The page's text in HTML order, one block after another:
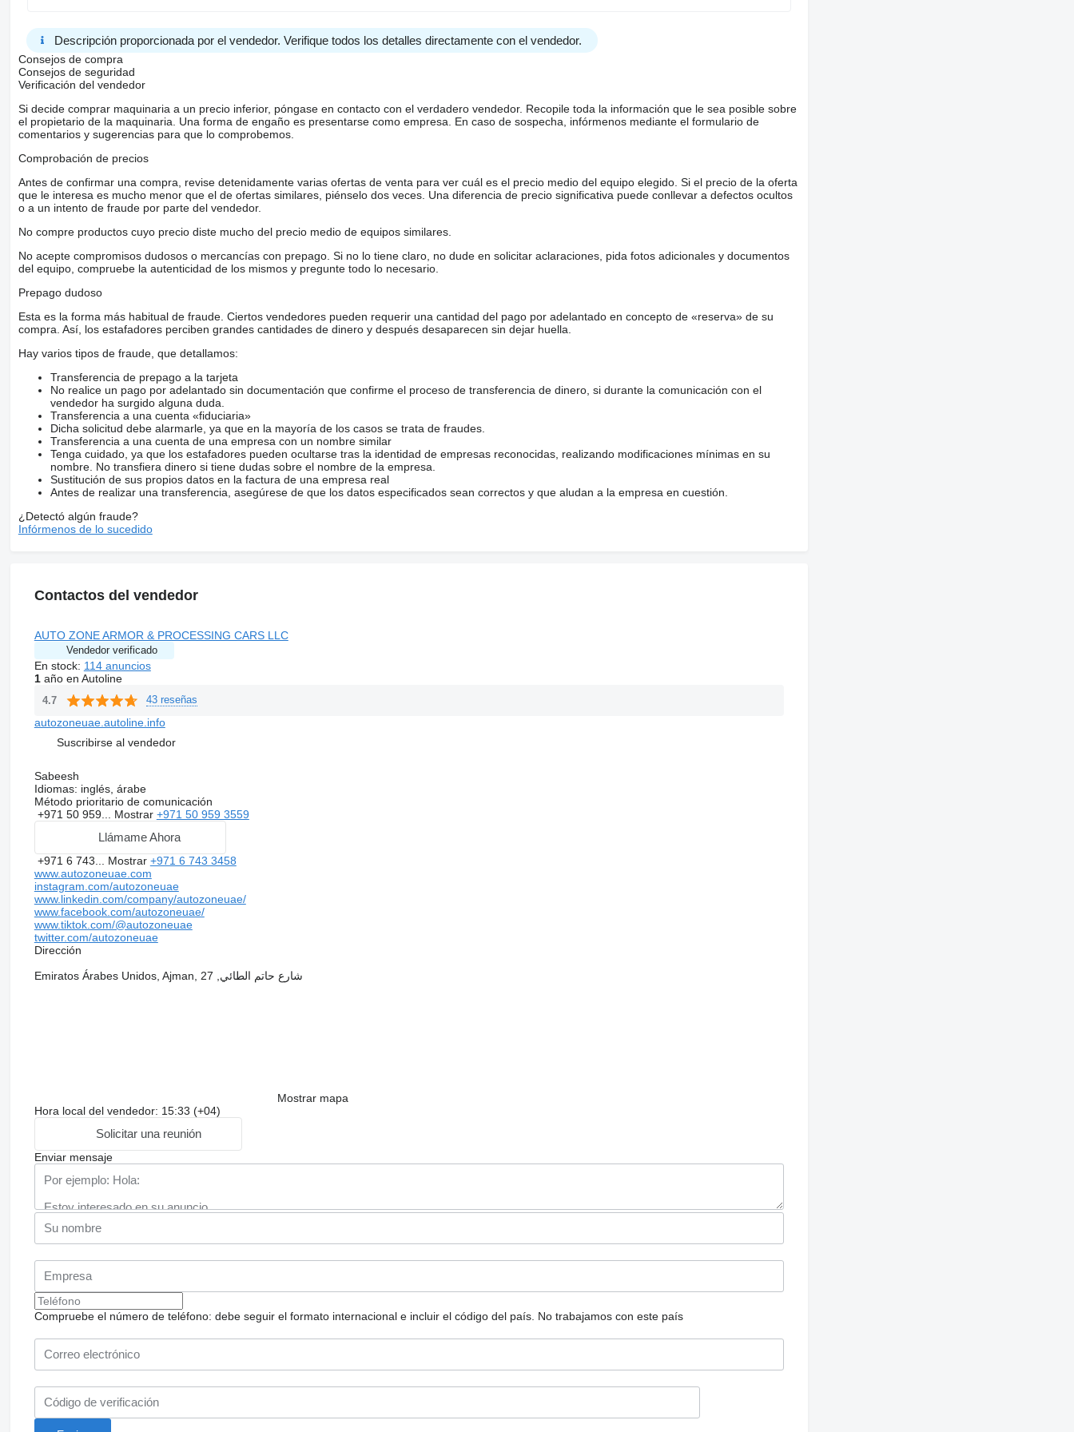
Conversion Features:
Marine Accessories Included:
Anchor with Anchor rope and chain , bow roll
Anchor storage space
Bilge Pump front and Rear
Mooring Cleats 4 Nos
Tow Hook 1 in the bow 2 in rear
Deck Drain holes
Fuel Tanks 200 Gallon
Under deck storage
Spot lights
Wind shield wiper
Twin batteries with battery switches
Inverter
PA System
Auxiliary battery with charger
External shore line with cable
Fuel/water separator filter
Safety Equipment:
First Aid kit
Life jacket
Fire blanket
Buoys
Whistle
Hand Held Flares
Parachute Flares
Smoke Signal
Floating Lines
Telescopic Pole Hook
Can Horns
Flashlight Waterproof
Marine Rope Roll 90M
Descripción proporcionada por el vendedor. Verifique todos los detalles directamente con el vendedor.
Consejos de compra
Consejos de seguridad
Verificación del vendedor
Si decide comprar maquinaria a un precio inferior, póngase en contacto con el verdadero vendedor. Recopile toda la información que le sea posible sobre
el propietario de la maquinaria. Una forma de engaño es presentarse como empresa. En caso de sospecha, infórmenos mediante el formulario de
comentarios y sugerencias para que lo comprobemos.
Comprobación de precios
Antes de confirmar una compra, revise detenidamente varias ofertas de venta para ver cuál es el precio medio del equipo elegido. Si el precio de la oferta
que le interesa es mucho menor que el de ofertas similares, piénselo dos veces. Una diferencia de precio significativa puede conllevar a defectos ocultos
o a un intento de fraude por parte del vendedor.
No compre productos cuyo precio diste mucho del precio medio de equipos similares.
No acepte compromisos dudosos o mercancías con prepago. Si no lo tiene claro, no dude en solicitar aclaraciones, pida fotos adicionales y documentos
del equipo, compruebe la autenticidad de los mismos y pregunte todo lo necesario.
Prepago dudoso
Esta es la forma más habitual de fraude. Ciertos vendedores pueden requerir una cantidad del pago por adelantado en concepto de «reserva» de su
compra. Así, los estafadores perciben grandes cantidades de dinero y después desaparecen sin dejar huella.
Hay varios tipos de fraude, que detallamos:
Transferencia de prepago a la tarjeta
No realice un pago por adelantado sin documentación que confirme el proceso de transferencia de dinero, si durante la comunicación con el
vendedor ha surgido alguna duda.
Transferencia a una cuenta «fiduciaria»
Dicha solicitud debe alarmarle, ya que en la mayoría de los casos se trata de fraudes.
Transferencia a una cuenta de una empresa con un nombre similar
Tenga cuidado, ya que los estafadores pueden ocultarse tras la identidad de empresas reconocidas, realizando modificaciones mínimas en su
nombre. No transfiera dinero si tiene dudas sobre el nombre de la empresa.
Sustitución de sus propios datos en la factura de una empresa real
Antes de realizar una transferencia, asegúrese de que los datos especificados sean correctos y que aludan a la empresa en cuestión.
¿Detectó algún fraude?
Infórmenos de lo sucedido
Contactos del vendedor
AUTO ZONE ARMOR & PROCESSING CARS LLC
Vendedor verificado
En stock: 114 anuncios
1año en Autoline
4.7 43 reseñas
autozoneuae.autoline.info
Suscribirse al vendedor
Sabeesh
Idiomas: inglés, árabe
Método prioritario de comunicación
+971 50 959... Mostrar +971 50 959 3559
Llámame Ahora
+971 6 743... Mostrar +971 6 743 3458
www.autozoneuae.com
instagram.com/autozoneuae
www.linkedin.com/company/autozoneuae/
www.facebook.com/autozoneuae/
www.tiktok.com/@autozoneuae
twitter.com/autozoneuae
Dirección
Emiratos Árabes Unidos, Ajman, شارع حاتم الطائي, 27
Mostrar mapa
Hora local del vendedor: 15:33 (+04)
Solicitar una reunión
Enviar mensaje
Compruebe el número de teléfono: debe seguir el formato internacional e incluir el código del país. No trabajamos con este país